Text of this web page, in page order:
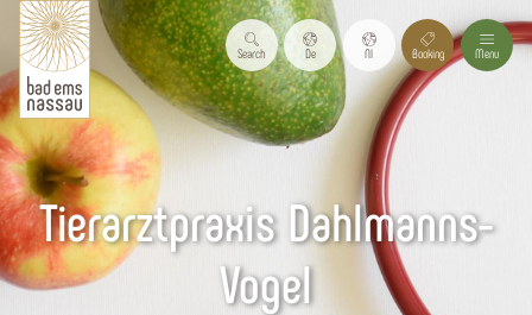
Search De Nl Booking Menu
Tierarztpraxis Dahlmanns-
Vogel